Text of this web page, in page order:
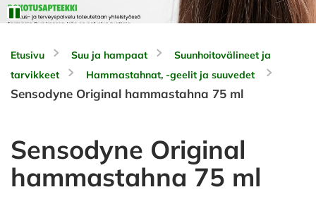
Etusivu Suu ja hampaat
Suunhoitovälineet ja
tarvikkeet
Hammastahnat, -geelit ja suuvedet
Sensodyne Original hammastahna 75 ml
Sensodyne Original
hammastahna 75 ml